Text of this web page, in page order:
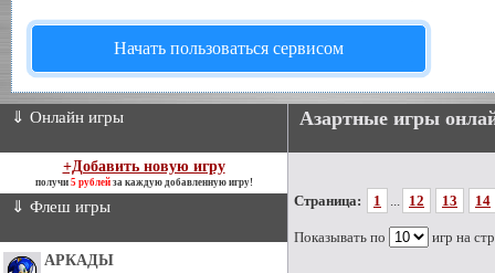
Начать пользоваться сервисом
⇓ Онлайн игры
+Добавить новую игру
получи 5 рублейза каждую добавленную игру!
⇓ Флеш игры
АРКАДЫ
Азартные игры
Страница: 1 ... 12 13 14
Показывать по игр на